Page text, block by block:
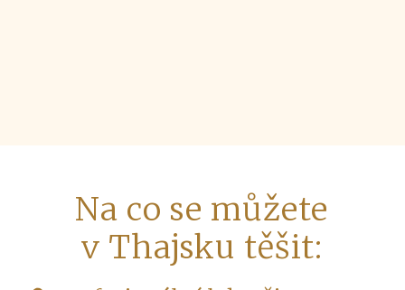
Na co se můžete
v Thajsku těšit: